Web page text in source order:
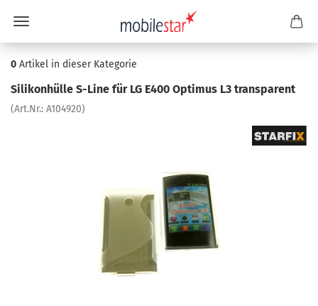
0 Artikel in dieser Kategorie
Si­li­kon­hül­le S-​Line für LG E400 Op­ti­mus L3 trans­pa­rent
(Art.Nr.: A104920)